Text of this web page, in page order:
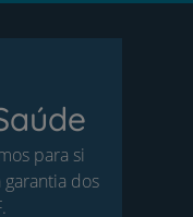
para si
dos